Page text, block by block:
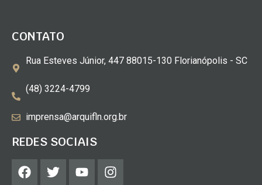
CONTATO
Rua Esteves Júnior, 447 88015-130 Florianópolis - SC
(48) 3224-4799
imprensa@arquifln.org.br
REDES SOCIAIS